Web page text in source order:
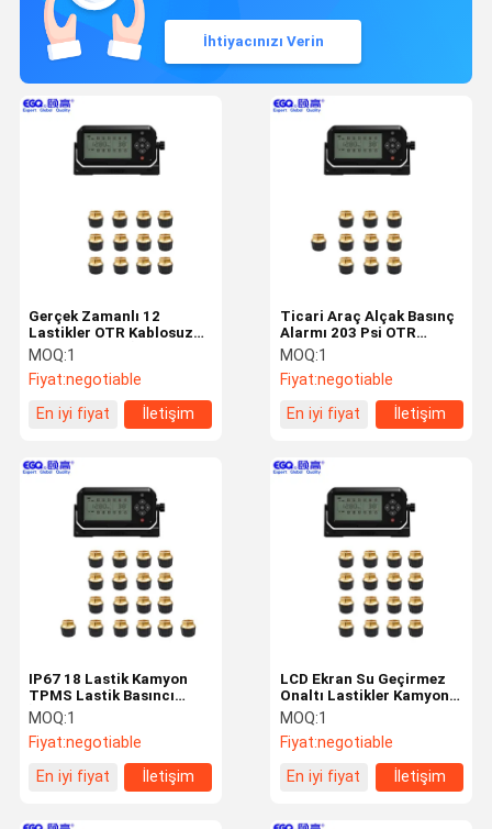
İhtiyacınızı Verin
Ticari Araç Alçak Basınç
Alarmı 203 Psi OTR
TPMS
MOQ:1
Fiyat:negotiable
En iyi fiyat
İletişim
Gerçek Zamanlı 12
Lastikler OTR Kablosuz
Lastik Basıncı İzleme
Sistemi
MOQ:1
Fiyat:negotiable
En iyi fiyat
İletişim
LCD Ekran Su Geçirmez
Onaltı Lastikler Kamyon
OTR TPMS
MOQ:1
Fiyat:negotiable
En iyi fiyat
İletişim
IP67 18 Lastik Kamyon
TPMS Lastik Basıncı
İzleme Sistemi
MOQ:1
Fiyat:negotiable
En iyi fiyat
İletişim